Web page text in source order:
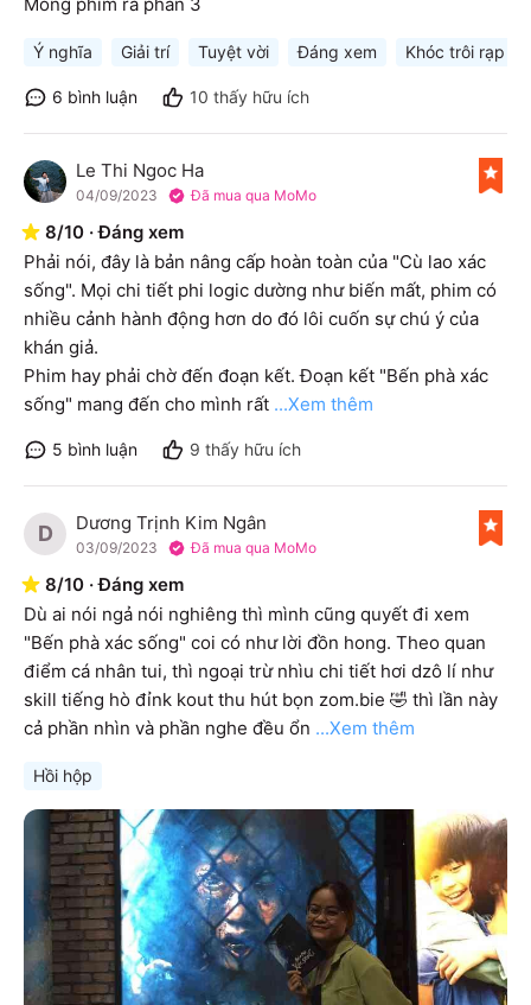
Ý nghĩa Giải trí Tuyệt vời Đáng xem Khóc trôi rạp
6 bình luận 10 thấy hữu ích
L Le Thi Ngoc Ha
04/09/2023 Đã mua qua MoMo
8/10 ·Đáng xem
Phải nói, đây là bản nâng cấp hoàn toàn của "Cù lao xác
sống". Mọi chi tiết phi logic dường như biến mất, phim có
nhiều cảnh hành động hơn do đó lôi cuốn sự chú ý của
khán giả.
Phim hay phải chờ đến đoạn kết. Đoạn kết "Bến phà xác
sống" mang đến cho mình rất ...Xem thêm
5 bình luận 9 thấy hữu ích
D Dương Trịnh Kim Ngân
03/09/2023 Đã mua qua MoMo
8/10 ·Đáng xem
Dù ai nói ngả nói nghiêng thì mình cũng quyết đi xem
"Bến phà xác sống" coi có như lời đồn hong. Theo quan
điểm cá nhân tui, thì ngoại trừ nhìu chi tiết hơi dzô lí như
skill tiếng hò đỉnk kout thu hút bọn zom.bie 🤣 thì lần này
cả phần nhìn và phần nghe đều ổn ...Xem thêm
Hồi hộp